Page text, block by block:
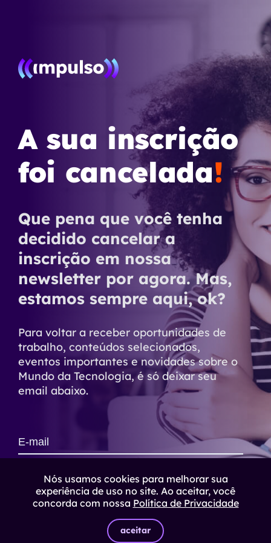
A sua inscrição
foi cancelada!
Que pena que você tenha
decidido cancelar a
inscrição em nossa
newsletter por agora. Mas,
estamos sempre aqui, ok?
Para voltar a receber oportunidades de
trabalho, conteúdos selecionados,
eventos importantes e novidades sobre o
Mundo da Tecnologia, é só deixar seu
email abaixo.
assinar
Nós usamos cookies para melhorar sua
experiência de uso no site. Ao aceitar, você
concorda com nossa Política de Privacidade
aceitar